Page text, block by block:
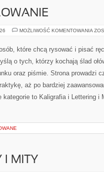
MOŻLIWOŚĆ KOMENTOWANIA
które chcą rysować i pisać
o tych, którzy kochają ślad
oraz piśmie. Strona prowadzi
aż po bardziej
to Kaligrafia i Lettering i
I MITY